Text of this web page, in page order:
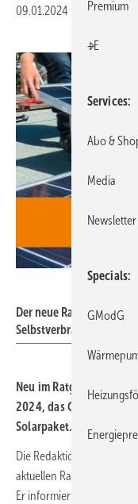
09.01.2024
Der neue Ratgeber
Selbstverbrauch.
Neu im Ratgeber der
2024, das
Solarpaket.
Die Redaktion des
aktuellen Ratgeber
Er informiert praxisnah
Premium
+E
Services
Abo &
Media
Newsletter
Specials
GModG